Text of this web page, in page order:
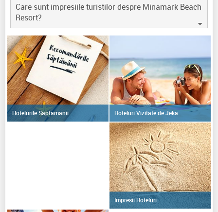
Care sunt impresiile turistilor despre Minamark Beach
Resort?
Hotelurile Saptamanii Hoteluri Vizitate de Jeka
Impresii Hoteluri